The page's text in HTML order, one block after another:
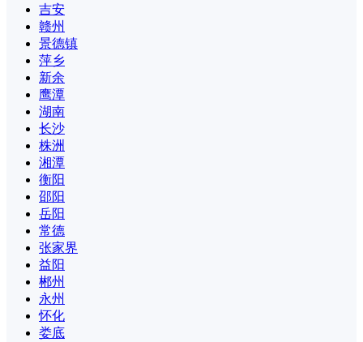
吉安
赣州
景德镇
萍乡
新余
鹰潭
湖南
长沙
株洲
湘潭
衡阳
邵阳
岳阳
常德
张家界
益阳
郴州
永州
怀化
娄底